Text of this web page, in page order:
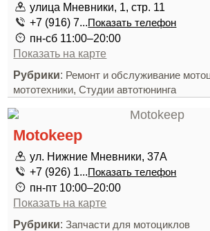
улица Мневники, 1, стр. 11
+7 (916) 7...Показать телефон
пн-сб 11:00–20:00
Показать на карте
Рубрики: Ремонт и обслуживание
мототехники,Студии автотюнинга
Motokeep
ул. Нижние Мневники, 37А
+7 (926) 1...Показать телефон
пн-пт 10:00–20:00
Показать на карте
Рубрики:Запчасти для мотоциклов